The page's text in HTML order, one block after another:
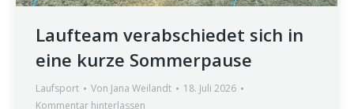
Laufteam verabschiedet sich in
eine kurze Sommerpause
Laufsport Von Jana Weilandt
18. Juli 2026
Kommentar hinterlassen